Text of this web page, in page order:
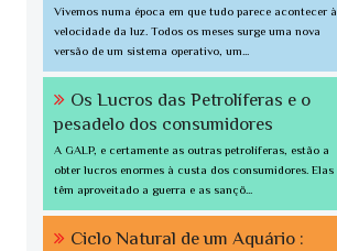
Vivemos numa época em que tudo parece acontecer à
velocidade da luz. Todos os meses surge uma nova
versão de um sistema operativo, um...
Os Lucros das Petrolíferas e o
pesadelo dos consumidores
A GALP, e certamente as outras petrolíferas, estão a
obter lucros enormes à custa dos consumidores. Elas
têm aproveitado a guerra e as sançõ...
Ciclo Natural de um Aquário :